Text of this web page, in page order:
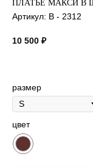
ПЛАТЬЕ МАКСИ В
Артикул: B - 2312
10 500 ₽
размер
цвет